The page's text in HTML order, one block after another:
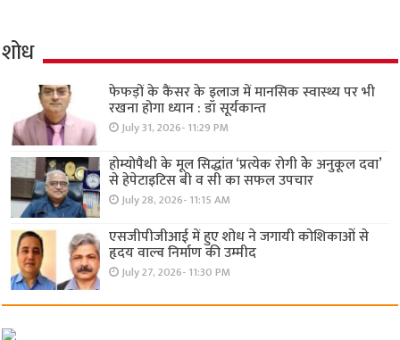
शोध
फेफड़ों के कैंसर के इलाज में मानसिक स्वास्थ्य पर भी
रखना होगा ध्यान : डॉ सूर्यकान्त
July 31, 2026- 11:29 PM
होम्योपैथी के मूल सिद्धांत ‘प्रत्येक रोगी केे अनुकूल दवा’
से हेपेटाइटिस बी व सी का सफल उपचार
July 28, 2026- 11:15 AM
एसजीपीजीआई में हुए शोध ने जगायी कोशिकाओं से
हृदय वाल्व निर्माण की उम्मीद
July 27, 2026- 11:30 PM